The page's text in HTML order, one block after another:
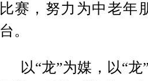
比赛，努力为中老年
台。
以“龙”为媒，以“